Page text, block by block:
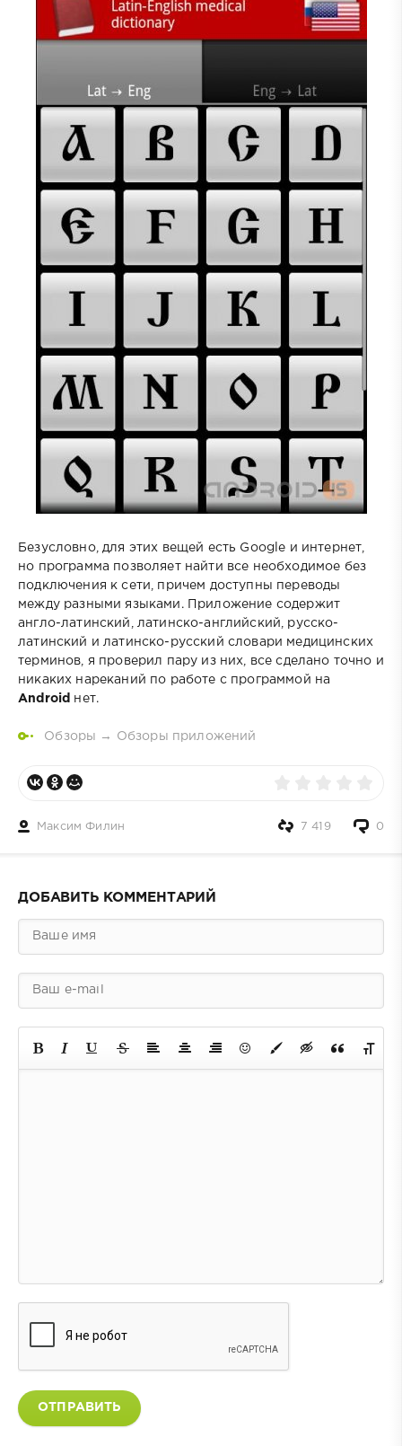
Безусловно, для этих вещей есть Google и интернет,
но программа позволяет найти все необходимое без
подключения к сети, причем доступны переводы
между разными языками. Приложение содержит
англо-латинский, латинско-английский, русско-
латинский и латинско-русский словари медицинских
терминов, я проверил пару из них, все сделано точно и
никаких нареканий по работе с программой на
Android
нет.
Обзоры → Обзоры приложений
Максим Филин 0
7 419
ДОБАВИТЬ КОММЕНТАРИЙ
ОТПРАВИТЬ